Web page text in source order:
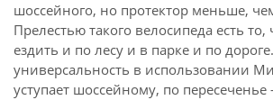
шоссейного, но протектор меньше,
Прелестью такого велосипеда есть
ездить и по лесу и в парке и по
универсальность в использовании
уступает шоссейному, по пересеченье